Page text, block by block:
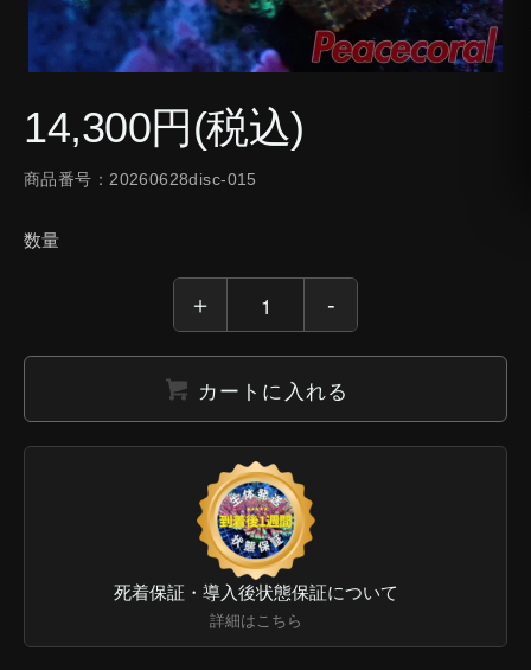
14,300円(税込)
商品番号：20260628disc-015
数量
カートに入れる
死着保証・導入後状態保証について
詳細はこちら